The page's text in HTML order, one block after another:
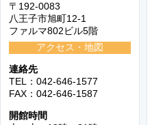
〒192-0083
八王子市旭町12-1
ファルマ802ビル5階
アクセス・地図
連絡先
TEL：042-646-1577
FAX：042-646-1587
開館時間